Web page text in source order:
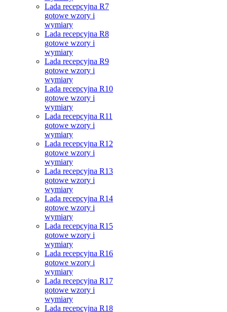
Lada recepcyjna R7
gotowe wzory i
wymiary
Lada recepcyjna R8
gotowe wzory i
wymiary
Lada recepcyjna R9
gotowe wzory i
wymiary
Lada recepcyjna R10
gotowe wzory i
wymiary
Lada recepcyjna R11
gotowe wzory i
wymiary
Lada recepcyjna R12
gotowe wzory i
wymiary
Lada recepcyjna R13
gotowe wzory i
wymiary
Lada recepcyjna R14
gotowe wzory i
wymiary
Lada recepcyjna R15
gotowe wzory i
wymiary
Lada recepcyjna R16
gotowe wzory i
wymiary
Lada recepcyjna R17
gotowe wzory i
wymiary
Lada recepcyjna R18